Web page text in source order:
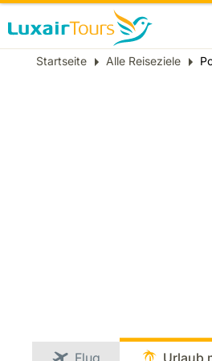
Breadcrumb
Startseite Alle Reiseziele